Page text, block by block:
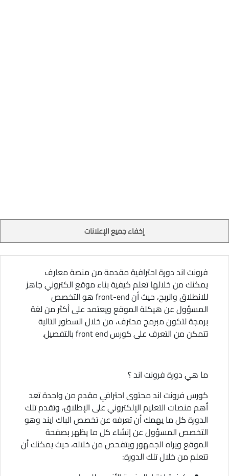
إخفاء جميع الإعلانات
فرونت اند دورة احترافية مقدمة من منصة معارف
يمكنك من خلالها تعلم كيفية بناء موقع الكتروني جاهز
للانطلاق والربح، حيث أن front-end هو التخصص
المسؤول عن هيكلة الموقع ويعتمد على أكثر من لغة
برمجة لتكون مبرمج محترف، من خلال السطور التالية
تتمكن من التعرف على كورس front end بالتفصيل.
ما هي دورة فرونت اند ؟
كورس فرونت اند محتوى احترافي مقدم من واحدة تعد
أهم منصات التعليم الإلكتروني على الإطلاق، وتقدم تلك
الدورة كل ما يهمك أن تعرفه عن تخصص الباك ايند وهو
التخصص المسؤول عن إنشاء كل ما يظهر بصفحة
الموقع ويراه الجمهور ويتفحص من خلاله، حيث يمكنك أن
تتعلم من خلال تلك الدورة: